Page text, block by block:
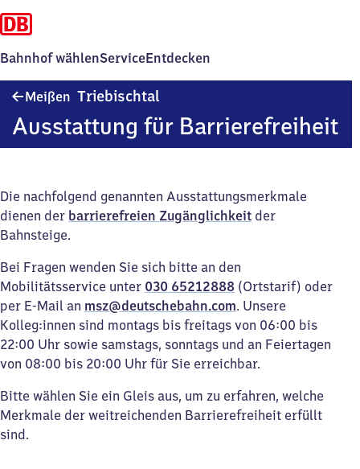
Bahnhof wählenServiceEntdecken
Meißen Triebischtal
Ausstattung für Barrierefreiheit
Die nachfolgend genannten Ausstattungsmerkmale
dienen der barrierefreien Zugänglichkeit der
Bahnsteige.
Bei Fragen wenden Sie sich bitte an den
Mobilitätsservice unter 030 65212888 (Ortstarif) oder
per E-Mail an msz@deutschebahn.com. Unsere
Kolleg:innen sind montags bis freitags von 06:00 bis
22:00 Uhr sowie samstags, sonntags und an Feiertagen
von 08:00 bis 20:00 Uhr für Sie erreichbar.
Bitte wählen Sie ein Gleis aus, um zu erfahren, welche
Merkmale der weitreichenden Barrierefreiheit erfüllt
sind.